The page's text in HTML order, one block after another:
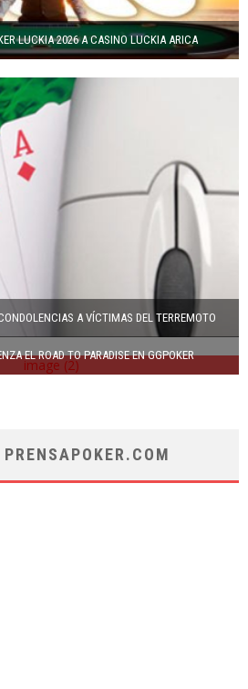
LUCKIA 2026 A CASINO LUCKIA ARICA
A VÍCTIMAS DEL TERREMOTO
EL ROAD TO PARADISE EN GGPOKER